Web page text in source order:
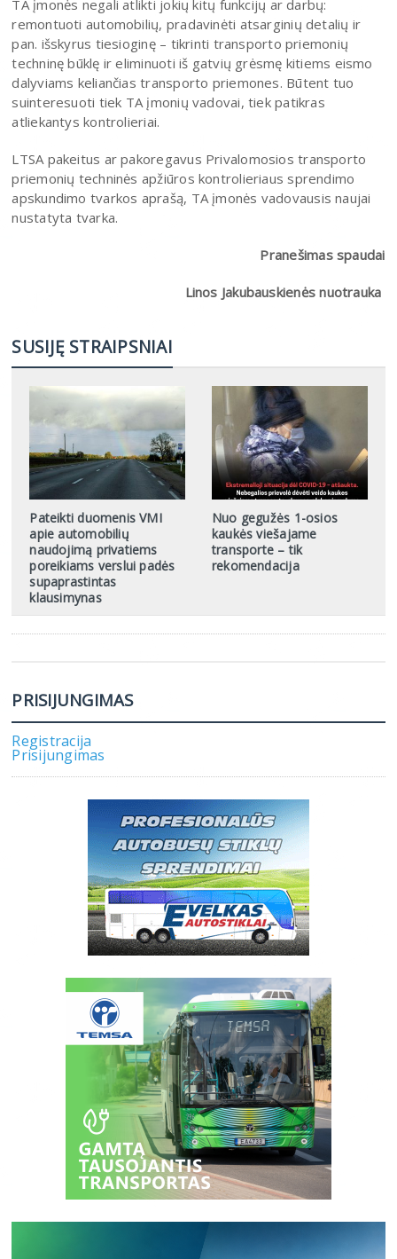
TA įmonės negali atlikti jokių kitų funkcijų ar darbų:
remontuoti automobilių, pradavinėti atsarginių detalių ir
pan. išskyrus tiesioginę – tikrinti transporto priemonių
techninę būklę ir eliminuoti iš gatvių grėsmę kitiems eismo
dalyviams keliančias transporto priemones. Būtent tuo
suinteresuoti tiek TA įmonių vadovai, tiek patikras
atliekantys kontrolieriai.
LTSA pakeitus ar pakoregavus Privalomosios transporto
priemonių techninės apžiūros kontrolieriaus sprendimo
apskundimo tvarkos aprašą, TA įmonės vadovausis naujai
nustatyta tvarka.
Pranešimas spaudai
Linos Jakubauskienės nuotrauka
SUSIJĘ STRAIPSNIAI
Pateikti duomenis VMI
apie automobilių
naudojimą privatiems
poreikiams verslui padės
supaprastintas
klausimynas
Nuo gegužės 1-osios
kaukės viešajame
transporte – tik
rekomendacija
PRISIJUNGIMAS
Registracija
Prisijungimas